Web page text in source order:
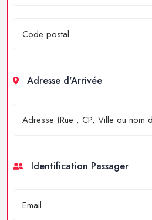
Adresse d'Arrivée
Identification Passager